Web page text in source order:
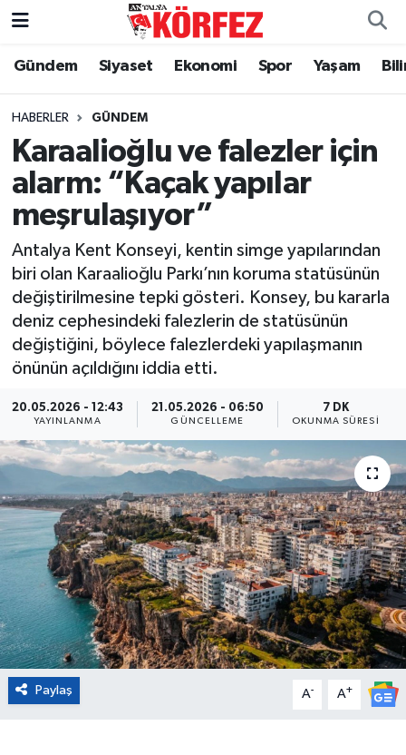
Gündem Siyaset Ekonomi Spor Yaşam
HABERLER GÜNDEM
Karaalioğlu ve falezler için
alarm: “Kaçak yapılar
meşrulaşıyor”
Antalya Kent Konseyi, kentin simge yapılarından
biri olan Karaalioğlu Parkı’nın koruma statüsünün
değiştirilmesine tepki gösteri. Konsey, bu kararla
deniz cephesindeki falezlerin de statüsünün
değiştiğini, böylece falezlerdeki yapılaşmanın
önünün açıldığını iddia etti.
20.05.2026 - 12:43
YAYINLANMA
21.05.2026 - 06:50
GÜNCELLEME
7 DK
OKUNMA SÜRESI
Paylaş A- A+
Gündem
Siyaset
Yerel Yönetim
Ekonomi
Spor
Yaşam
Asayiş
Eğitim
Magazin
Turizm
Çevre
Kültür ve Sanat
Nöbetçi Eczaneler
Hava Durumu
Trafik Durumu
Süper Lig Puan Durumu ve Fikstür
Tüm Manşetler
Son Dakika Haberleri
Haber Arşivi